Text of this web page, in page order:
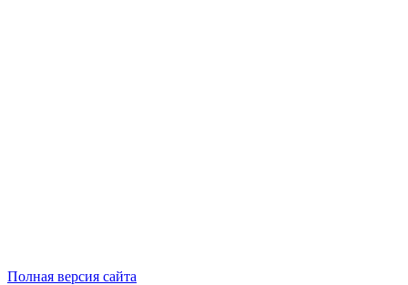
Полная версия сайта